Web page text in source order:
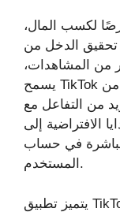
لكسب المال،
تحقيق الدخل من
من المشاهدات،
يسمح TikTok أيضًا للمستخدمين بتلقي الهدايا من
من التفاعل مع
الافتراضية إلى
مباشرة في حساب
المستخدم.
يتميز تطبيق TikTok بنظام المكافآت، حيث يمكن